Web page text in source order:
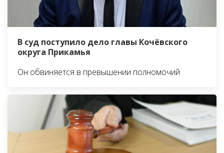
В суд поступило дело главы Кочёвского
округа Прикамья
Он обвиняется в превышении полномочий